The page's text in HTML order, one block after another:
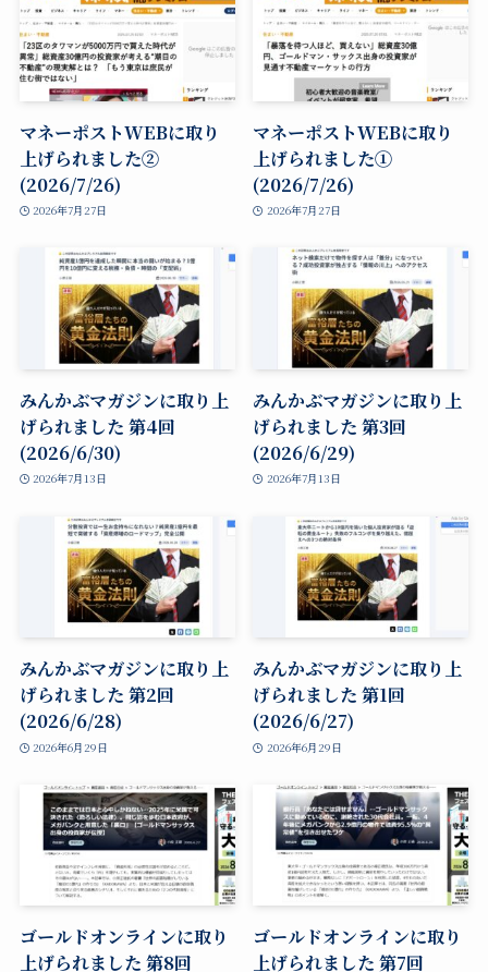
マネーポストWEBに取り
上げられました②
(2026/7/26)
2026年7月27日
マネーポストWEBに取り
上げられました①
(2026/7/26)
2026年7月27日
みんかぶマガジンに取り上
げられました 第4回
(2026/6/30)
2026年7月13日
みんかぶマガジンに取り上
げられました 第3回
(2026/6/29)
2026年7月13日
みんかぶマガジンに取り上
げられました 第2回
(2026/6/28)
2026年6月29日
みんかぶマガジンに取り上
げられました 第1回
(2026/6/27)
2026年6月29日
ゴールドオンラインに取り
上げられました 第8回
ゴールドオンラインに取り
上げられました 第7回